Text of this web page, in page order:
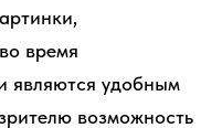
время
являются удобным
возможность